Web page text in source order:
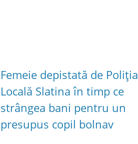
Femeie depistată de Poliția
Locală Slatina în timp ce
strângea bani pentru un
presupus copil bolnav